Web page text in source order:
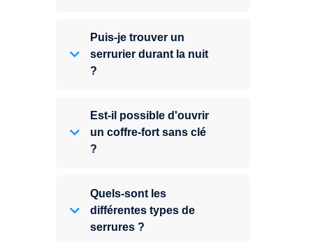
Puis-je trouver un
serrurier durant la nuit
?
Est-il possible d'ouvrir
un coffre-fort sans clé
?
Quels-sont les
différentes types de
serrures ?